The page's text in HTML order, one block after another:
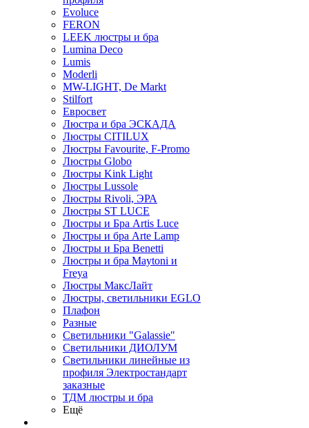
Evoluce
FERON
LEEK люстры и бра
Lumina Deco
Lumis
Moderli
MW-LIGHT, De Markt
Stilfort
Евросвет
Люстра и бра ЭСКАДА
Люстры CITILUX
Люстры Favourite, F-Promo
Люстры Globo
Люстры Kink Light
Люстры Lussole
Люстры Rivoli, ЭРА
Люстры ST LUCE
Люстры и Бра Artis Luce
Люстры и бра Arte Lamp
Люстры и Бра Benetti
Люстры и бра Maytoni и
Freya
Люстры МаксЛайт
Люстры, светильники EGLO
Плафон
Разные
Светильники "Galassie"
Светильники ДИОЛУМ
Светильники линейные из
профиля Электростандарт
заказные
ТДМ люстры и бра
Ещё